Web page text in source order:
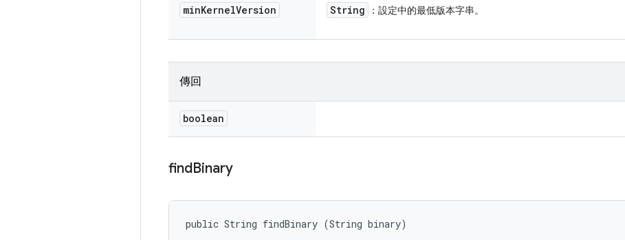
minKernelVersion String ：設定中的最低版本字串。
傳回
boolean
findBinary
public String findBinary (String binary)